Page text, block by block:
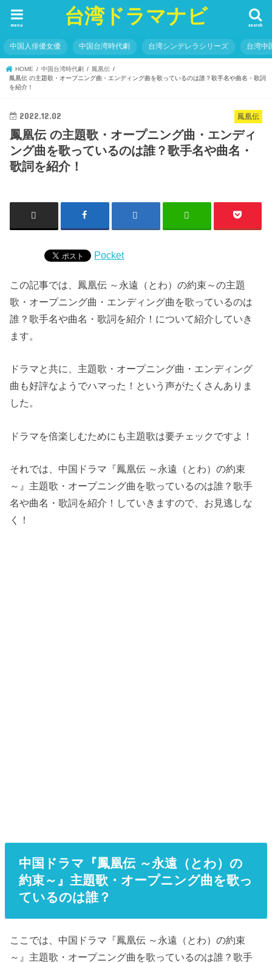
台湾ドラマナビ search
menu
中国人俳優女優 中国台湾時代劇 台湾シンデレラシリーズ 台湾中
HOME 中国台湾時代劇
鳳凰伝
鳳凰伝 の主題歌・オープニング曲・エンディング曲を歌っているのは誰？歌手名や曲名・歌詞
を紹介！
鳳凰伝
2022.12.02
鳳凰伝 の主題歌・オープニング曲・エンディ
ング曲を歌っているのは誰？歌手名や曲名・
歌詞を紹介！
Pocket
この記事では、鳳凰伝 ～永遠（とわ）の約束～の主題
歌・オープニング曲・エンディング曲を歌っているのは
誰？歌手名や曲名・歌詞を紹介！について紹介していき
ます。
ドラマと共に、主題歌・オープニング曲・エンディング
曲も好評なようでハマった！という声がたくさんありま
した。
ドラマを倍楽しむためにも主題歌は要チェックですよ！
それでは、中国ドラマ『鳳凰伝 ～永遠（とわ）の約束
～』主題歌・オープニング曲を歌っているのは誰？歌手
名や曲名・歌詞を紹介！していきますので、お見逃しな
く！
中国ドラマ『鳳凰伝 ～永遠（とわ）の
約束～』主題歌・オープニング曲を歌っ
ているのは誰？
ここでは、中国ドラマ『鳳凰伝 ～永遠（とわ）の約束
～』主題歌・オープニング曲を歌っているのは誰？歌手